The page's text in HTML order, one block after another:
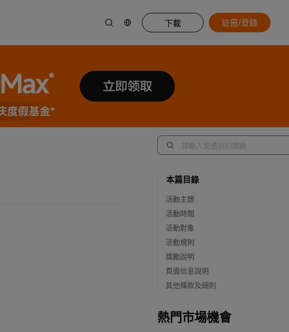
下載 註冊/登錄
本篇目錄
活動主題
活動時間
活動對象
活動規則
獎勵說明
頁面信息說明
其他條款及細則
熱門市場機會